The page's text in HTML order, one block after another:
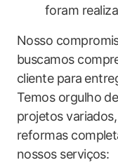
foram
Nosso
buscamos
cliente para
Temos orgulho‌
projetos
reformas
nossos‌ serviços: